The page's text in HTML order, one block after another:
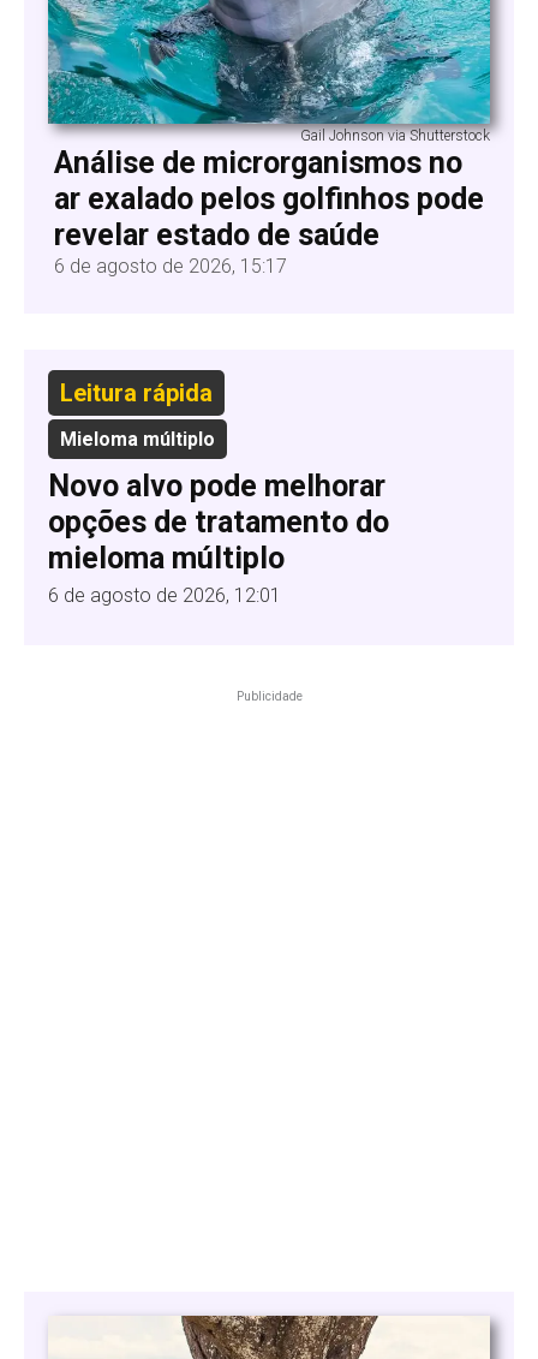
Gail Johnson via Shutterstock
Análise de microrganismos no
ar exalado pelos golfinhos pode
revelar estado de saúde
6 de agosto de 2026, 15:17
Leitura rápida
Mieloma múltiplo
Novo alvo pode melhorar
opções de tratamento do
mieloma múltiplo
6 de agosto de 2026, 12:01
Publicidade